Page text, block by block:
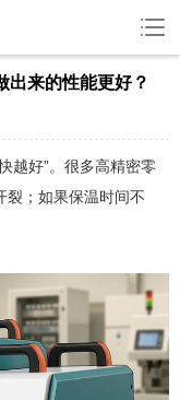
出来的性能更好？
越好”。很多高精密零
裂；如果保温时间不